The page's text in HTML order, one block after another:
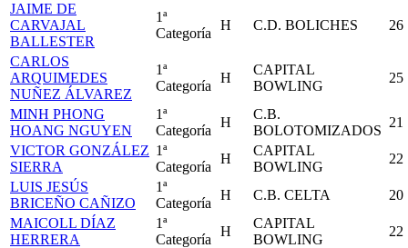
JAIME DE
CARVAJAL
BALLESTER
1ª
Categoría
H C.D. BOLICHES 26
CARLOS
ARQUIMEDES
NUÑEZ ÁLVAREZ
1ª
Categoría
H
CAPITAL
BOWLING
25
MINH PHONG
HOANG NGUYEN
1ª
Categoría
H
C.B.
BOLOTOMIZADOS
21
VICTOR GONZÁLEZ
SIERRA
1ª
Categoría
H
CAPITAL
BOWLING
22
LUIS JESÚS
BRICEÑO CAÑIZO
1ª
Categoría
H C.B. CELTA
20
MAICOLL DÍAZ
HERRERA
1ª
Categoría
H
CAPITAL
BOWLING
22